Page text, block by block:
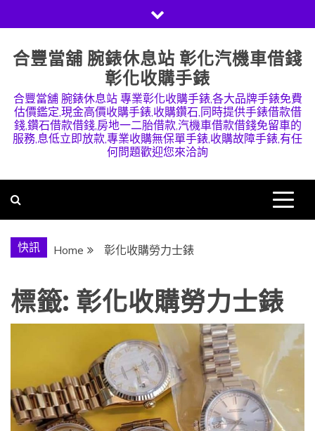
to
content
合豐當舖 腕錶休息站 彰化汽機車借錢
彰化收購手錶
合豐當舖 腕錶休息站 專業彰化收購手錶,各大品牌手錶免費
估價鑑定,現金高價收購手錶,收購鑽石,同時提供手錶借款借
錢,鑽石借款借錢,房地一二胎借款,汽機車借款借錢免留車的
服務,息低立即放款,專業收購無保單手錶,收購故障手錶,有任
何問題歡迎您來洽詢
快訊 Home 彰化收購勞力士錶
標籤: 彰化收購勞力士錶